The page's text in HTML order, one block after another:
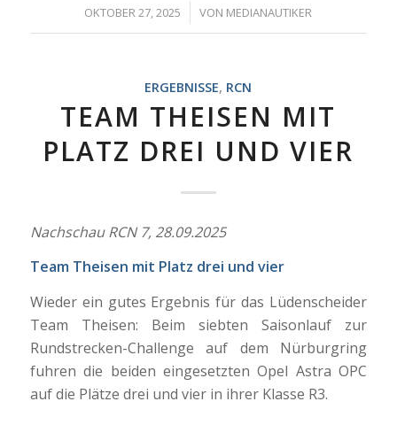
OKTOBER 27, 2025
/ VON MEDIANAUTIKER
ERGEBNISSE, RCN
TEAM THEISEN MIT
PLATZ DREI UND VIER
Nachschau RCN 7, 28.09.2025
Team Theisen mit Platz drei und vier
Wieder ein gutes Ergebnis für das Lüdenscheider
Team Theisen: Beim siebten Saisonlauf zur
Rundstrecken-Challenge auf dem Nürburgring
fuhren die beiden eingesetzten Opel Astra OPC
auf die Plätze drei und vier in ihrer Klasse R3.